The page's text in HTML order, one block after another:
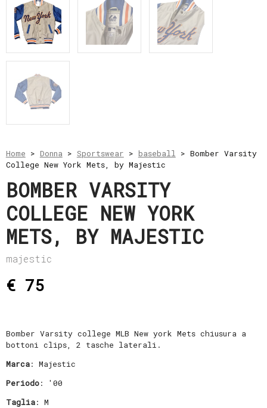
resi
Metodi
di
pagamento
Privacy
Policy
Il
mio
Home > Donna > Sportswear > baseball > Bomber Varsity
College New York Mets, by Majestic
BOMBER VARSITY
COLLEGE NEW YORK
METS, BY MAJESTIC
majestic
€ 75
Bomber Varsity college MLB New york Mets chiusura a
bottoni clips, 2 tasche laterali.
Marca: Majestic
Periodo: '00
Taglia: M